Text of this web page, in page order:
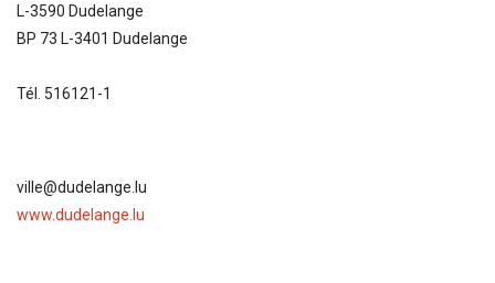
L-3590 Dudelange
BP 73 L-3401 Dudelange
Tél. 516121-1
ville@dudelange.lu
www.dudelange.lu